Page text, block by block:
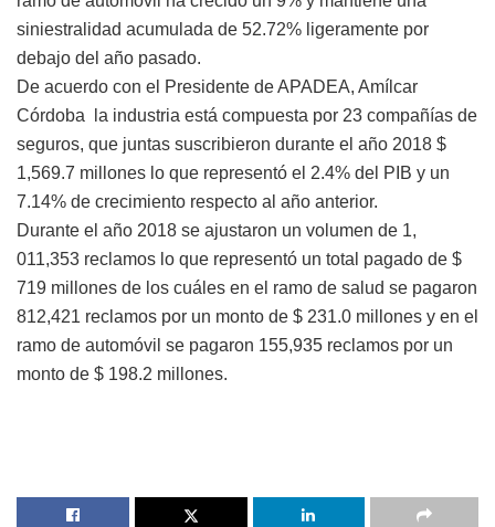
siniestralidad acumulada de 52.72% ligeramente por
debajo del año pasado.
De acuerdo con el Presidente de APADEA, Amílcar
Córdoba la industria está compuesta por 23 compañías de
seguros, que juntas suscribieron durante el año 2018 $
1,569.7 millones lo que representó el 2.4% del PIB y un
7.14% de crecimiento respecto al año anterior.
Durante el año 2018 se ajustaron un volumen de 1,
011,353 reclamos lo que representó un total pagado de $
719 millones de los cuáles en el ramo de salud se pagaron
812,421 reclamos por un monto de $ 231.0 millones y en el
ramo de automóvil se pagaron 155,935 reclamos por un
monto de $ 198.2 millones.